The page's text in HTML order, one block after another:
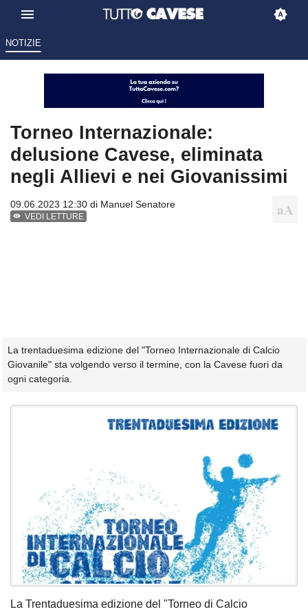
NOTIZIE
Torneo Internazionale:
delusione Cavese, eliminata
negli Allievi e nei Giovanissimi
09.06.2023 12:30 di Manuel Senatore
VEDI LETTURE
La trentaduesima edizione del "Torneo Internazionale di Calcio
Giovanile" sta volgendo verso il termine, con la Cavese fuori da
ogni categoria.
La Trentaduesima edizione del "Torneo di Calcio